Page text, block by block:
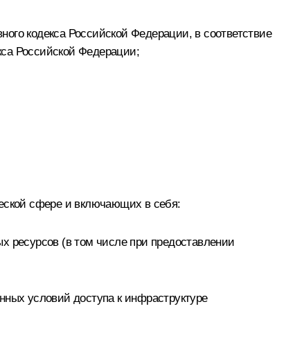
кодекса Российской Федерации, в соответствие
Российской Федерации;
сфере и включающих в себя:
ресурсов (в том числе при предоставлении
условий доступа к инфраструктуре